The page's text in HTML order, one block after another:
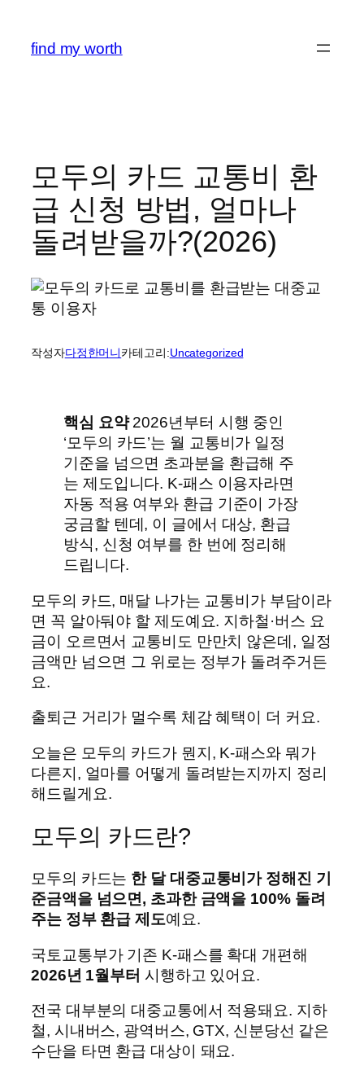
find my worth
모두의 카드 교통비 환
급 신청 방법, 얼마나
돌려받을까?(2026)
작성자다정한머니카테고리:Uncategorized
핵심 요약2026년부터 시행 중인
‘모두의 카드’는 월 교통비가 일정
기준을 넘으면 초과분을 환급해 주
는 제도입니다. K-패스 이용자라면
자동 적용 여부와 환급 기준이 가장
궁금할 텐데, 이 글에서 대상, 환급
방식, 신청 여부를 한 번에 정리해
드립니다.
모두의 카드, 매달 나가는 교통비가 부담이라
면 꼭 알아둬야 할 제도예요. 지하철·버스 요
금이 오르면서 교통비도 만만치 않은데, 일정
금액만 넘으면 그 위로는 정부가 돌려주거든
요.
출퇴근 거리가 멀수록 체감 혜택이 더 커요.
오늘은 모두의 카드가 뭔지, K-패스와 뭐가
다른지, 얼마를 어떻게 돌려받는지까지 정리
해드릴게요.
모두의 카드란?
모두의 카드는 한 달 대중교통비가 정해진 기
준금액을 넘으면, 초과한 금액을 100% 돌려
주는 정부 환급 제도예요.
국토교통부가 기존 K-패스를 확대 개편해
2026년 1월부터 시행하고 있어요.
전국 대부분의 대중교통에서 적용돼요. 지하
철, 시내버스, 광역버스, GTX, 신분당선 같은
수단을 타면 환급 대상이 돼요.